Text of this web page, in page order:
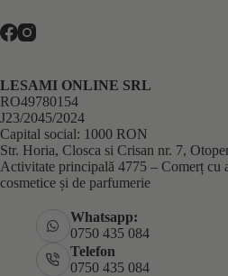
LESAMI ONLINE SRL
RO49780154
J23/2045/2024
Capital social: 1000 RON
Str. Horia, Closca si Crisan nr. 7,
Activitate principală 4775 – Comerț cu
cosmetice și de parfumerie
Whatsapp:
0750 435 084
Telefon
0750 435 084